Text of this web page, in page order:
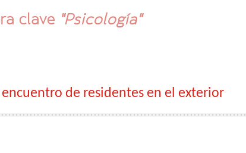
clave "Psicología"
de residentes en el exterior